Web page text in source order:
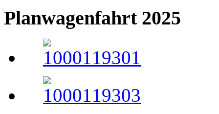
Planwagenfahrt 2025